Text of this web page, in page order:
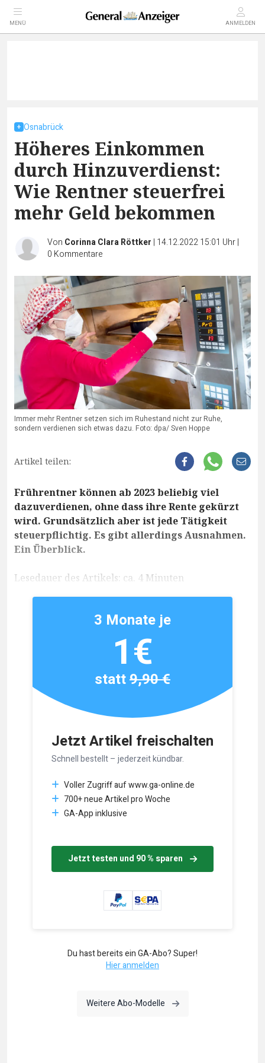
MENÜ ANMELDEN
Osnabrück
Höheres Einkommen
durch Hinzuverdienst:
Wie Rentner steuerfrei
mehr Geld bekommen
Von Corinna Clara Röttker | 14.12.2022 15:01 Uhr|
0 Kommentare
Immer mehr Rentner setzen sich im Ruhestand nicht zur Ruhe,
sondern verdienen sich etwas dazu. Foto: dpa/ Sven Hoppe
Artikel teilen:
Frührentner können ab 2023 beliebig viel
dazuverdienen, ohne dass ihre Rente gekürzt
wird. Grundsätzlich aber ist jede Tätigkeit
steuerpflichtig. Es gibt allerdings Ausnahmen.
Ein Überblick.
Lesedauer des Artikels: ca. 4 Minuten
Jetzt Artikel freischalten
Schnell bestellt – jederzeit kündbar.
Voller Zugriff auf www.ga-online.de
700+ neue Artikel pro Woche
GA-App inklusive
Jetzt testen und 90 % sparen
3 Monate je
1€
statt9,90 €
Du hast bereits ein GA-Abo? Super!
Hier anmelden
Weitere Abo-Modelle